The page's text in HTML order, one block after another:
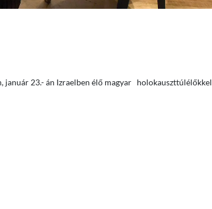
január 23.- án Izraelben élő magyar holokauszttúlélőkkel